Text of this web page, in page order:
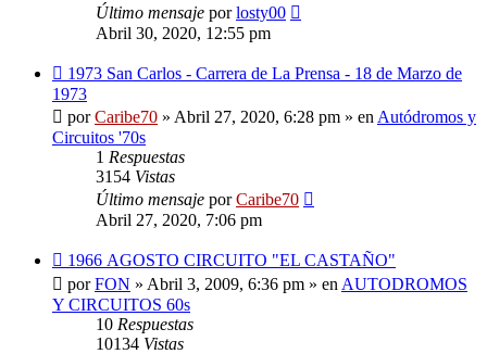
Último mensaje porlosty00
Abril 30, 2020, 12:55 pm
Nuevo
mensaje
1973 San Carlos - Carrera de La Prensa - 18 de Marzo de
1973
porCaribe70 » Abril 27, 2020, 6:28 pm » en Autódromos y
Circuitos '70s
1 Respuestas
3154 Vistas
Último mensaje porCaribe70
Abril 27, 2020, 7:06 pm
Nuevo
mensaje
1966 AGOSTO CIRCUITO "EL CASTAÑO"
porFON » Abril 3, 2009, 6:36 pm » en AUTODROMOS
Y CIRCUITOS 60s
10 Respuestas
10134 Vistas